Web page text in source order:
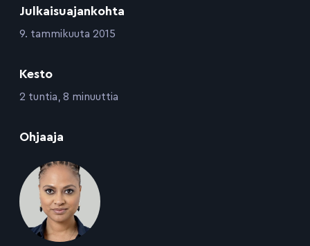
Julkaisuajankohta
:9. tammikuuta 2015
Kesto
:2 tuntia, 8 minuuttia
Ohjaaja